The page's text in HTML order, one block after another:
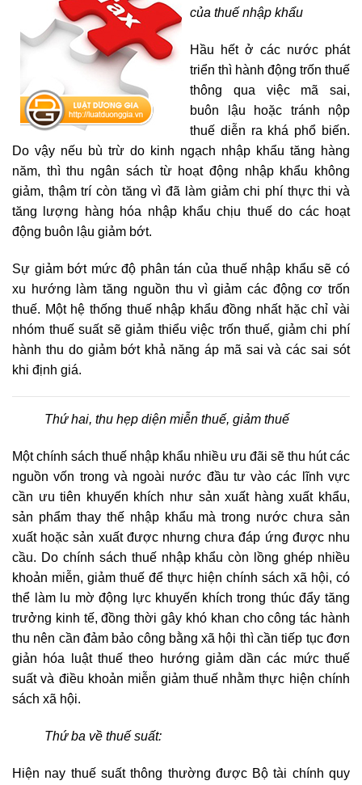
của thuế nhập khẩu
Hầu hết ở các nước phát
triển thì hành động trốn thuế
thông qua việc mã sai,
buôn lậu hoặc tránh nộp
thuế diễn ra khá phổ biến.
Do vậy nếu bù trừ do kinh ngạch nhập khẩu tăng hàng
năm, thì thu ngân sách từ hoạt động nhập khẩu không
giảm, thậm trí còn tăng vì đã làm giảm chi phí thực thi và
tăng lượng hàng hóa nhập khẩu chịu thuế do các hoạt
động buôn lậu giảm bớt.
Sự giảm bớt mức độ phân tán của thuế nhập khẩu sẽ có
xu hướng làm tăng nguồn thu vì giảm các động cơ trốn
thuế. Một hệ thống thuế nhập khẩu đồng nhất hặc chỉ vài
nhóm thuế suất sẽ giảm thiểu việc trốn thuế, giảm chi phí
hành thu do giảm bớt khả năng áp mã sai và các sai sót
khi định giá.
Thứ hai, thu hẹp diện miễn thuế, giảm thuế
Một chính sách thuế nhập khẩu nhiều ưu đãi sẽ thu hút các
nguồn vốn trong và ngoài nước đầu tư vào các lĩnh vực
cần ưu tiên khuyến khích như sản xuất hàng xuất khẩu,
sản phẩm thay thế nhập khẩu mà trong nước chưa sản
xuất hoặc sản xuất được nhưng chưa đáp ứng được nhu
cầu. Do chính sách thuế nhập khẩu còn lồng ghép nhiều
khoản miễn, giảm thuế để thực hiện chính sách xã hội, có
thể làm lu mờ động lực khuyến khích trong thúc đẩy tăng
trưởng kinh tế, đồng thời gây khó khan cho công tác hành
thu nên cần đảm bảo công bằng xã hội thì cần tiếp tục đơn
giản hóa luật thuế theo hướng giảm dần các mức thuế
suất và điều khoản miễn giảm thuế nhằm thực hiện chính
sách xã hội.
Thứ ba về thuế suất:
Hiện nay thuế suất thông thường được Bộ tài chính quy